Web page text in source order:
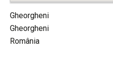
Gheorgheni
Gheorgheni
România